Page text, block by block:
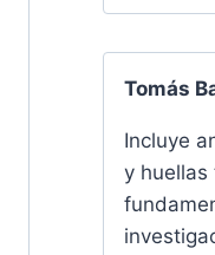
Tomás
Incluye
y huellas